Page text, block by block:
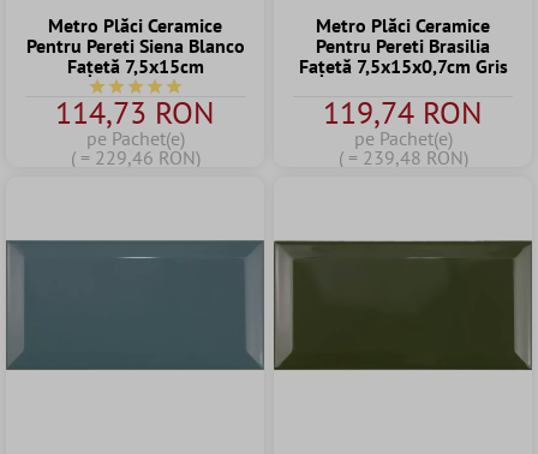
Metro Plăci Ceramice
Pentru Pereti Siena Blanco
Fațetă 7,5x15cm
Durchschnittliche Bewertung von 5 von 5 Sternen
114,73 RON
pe Pachet(e)
( = 229,46 RON)
Metro Plăci Ceramice
Pentru Pereti Brasilia
Fațetă 7,5x15x0,7cm Gris
119,74 RON
pe Pachet(e)
( = 239,48 RON)